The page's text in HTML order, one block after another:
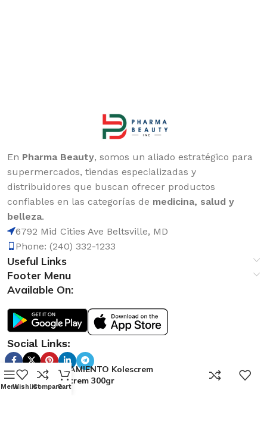
En Pharma Beauty, somos un aliado estratégico para
supermercados, tiendas especializadas y
distribuidores que buscan ofrecer productos
confiables en las categorías de medicina, salud y
belleza.
6792 Mid Cities Ave Beltsville, MD
Phone: (240) 332-1233
Useful Links
Footer Menu
Available On:
Social Links:
TRATAMIENTO Kolescrem
Hidrocrem 300gr
MenuWishlistCompare
0
Cart